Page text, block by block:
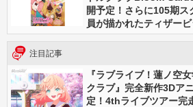
開予定！さらに105期
員が描かれたティザー
注目記事
『ラブライブ！蓮ノ空
クラブ』完全新作3Dア
定！4thライブツアー完